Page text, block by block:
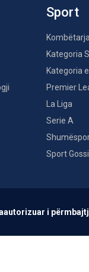
Sport
Kombëtarja
Kategoria
Kategoria
Premier
La Liga
Serie A
Sport
i